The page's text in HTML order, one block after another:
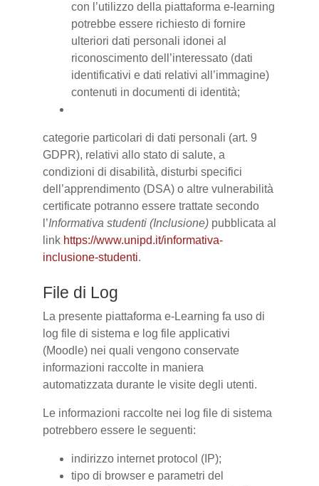
con l’utilizzo della piattaforma e-learning
potrebbe essere richiesto di fornire
ulteriori dati personali idonei al
riconoscimento dell’interessato (dati
identificativi e dati relativi all’immagine)
contenuti in documenti di identità;
categorie particolari di dati personali (art. 9
GDPR), relativi allo stato di salute, a
condizioni di disabilità, disturbi specifici
dell’apprendimento (DSA) o altre vulnerabilità
certificate potranno essere trattate secondo
l’Informativa studenti (Inclusione) pubblicata al
link https://www.unipd.it/informativa-
inclusione-studenti.
File di Log
La presente piattaforma e-Learning fa uso di
log file di sistema e log file applicativi
(Moodle) nei quali vengono conservate
informazioni raccolte in maniera
automatizzata durante le visite degli utenti.
Le informazioni raccolte nei log file di sistema
potrebbero essere le seguenti:
indirizzo internet protocol (IP);
tipo di browser e parametri del